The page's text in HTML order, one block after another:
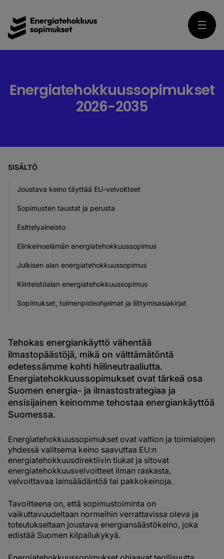
content
Energiatehokkuussopimukset
2026-2035
SISÄLTÖ
Joustava keino täyttää EU-velvoitteet
Sopimusten taustat ja perusta
Esittelyaineisto
Elinkeinoelämän energiatehokkuussopimus
Julkisen alan energiatehokkuussopimus
Kiinteistöalan energiatehokkuussopimus
Sopimukset, toimenpideohjelmat ja liittymisasiakirjat
Tehokas energiankäyttö vähentää
ilmastopäästöjä, mikä on välttämätöntä
edetessämme kohti hiilineutraaliutta.
Energiatehokkuussopimukset ovat tärkeä osa
Suomen energia- ja ilmastostrategiaa ja
ensisijainen keinomme tehostaa energiankäyttöä
Suomessa.
Energiatehokkuussopimukset ovat valtion ja toimialojen
yhdessä valitsema keino saavuttaa EU:n
energiatehokkuusdirektiivin tiukat ja sitovat
energiatehokkuusvelvoitteet ilman raskasta,
velvoittavaa lainsäädäntöä tai pakkokeinoja.
Tavoitteena on, että sopimustoiminta on
vaikuttavuudeltaan normeihin verrattavissa oleva ja
toteutukseltaan joustava energiansäästökeino, joka
edistää Suomen kilpailukykyä.